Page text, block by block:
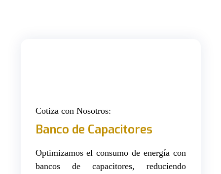
Cotiza con Nosotros:
Banco de Capacitores
Optimizamos el consumo de energía con
bancos de capacitores, reduciendo